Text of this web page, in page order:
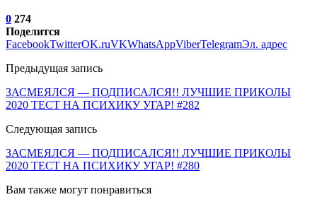
0 274
Поделится
FacebookTwitterOK.ruVKWhatsAppViberTelegramЭл. адрес
Предыдущая запись
ЗАСМЕЯЛСЯ — ПОДПИСАЛСЯ!! ЛУЧШИЕ ПРИКОЛЫ
2020 ТЕСТ НА ПСИХИКУ УГАР! #282
Следующая запись
ЗАСМЕЯЛСЯ — ПОДПИСАЛСЯ!! ЛУЧШИЕ ПРИКОЛЫ
2020 ТЕСТ НА ПСИХИКУ УГАР! #280
Вам также могут понравиться